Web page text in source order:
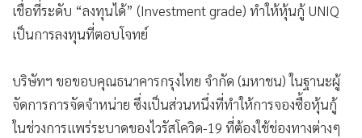
เชื่อที่ระดับ “ลงทุนได้” (Investment grade) ทำให้หุ้นกู้ UNIQ
เป็นการลงทุนที่ตอบโจทย์
บริษัทฯ ขอขอบคุณธนาคารกรุงไทย จำกัด (มหาชน) ในฐานะผู้
จัดการการจัดจำหน่าย ซึ่งเป็นส่วนหนึ่งที่ทำให้การจองซื้อหุ้นกู้
ในช่วงการแพร่ระบาดของไวรัสโควิด-19 ที่ต้องใช้ช่องทางต่างๆ